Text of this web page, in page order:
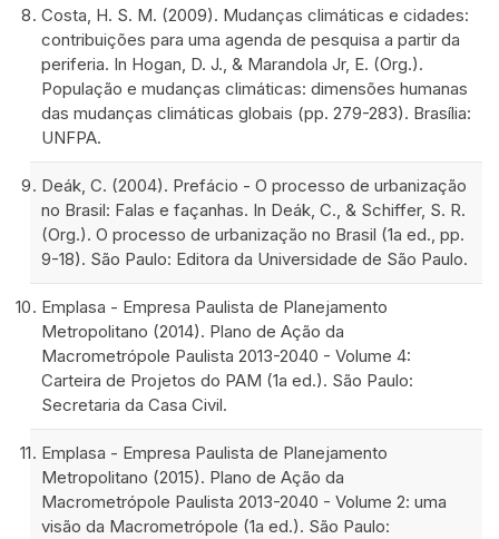
Costa, H. S. M. (2009). Mudanças climáticas e cidades:
contribuições para uma agenda de pesquisa a partir da
periferia. In Hogan, D. J., & Marandola Jr, E. (Org.).
População e mudanças climáticas: dimensões humanas
das mudanças climáticas globais (pp. 279-283). Brasília:
UNFPA.
Deák, C. (2004). Prefácio - O processo de urbanização
no Brasil: Falas e façanhas. In Deák, C., & Schiffer, S. R.
(Org.). O processo de urbanização no Brasil (1a ed., pp.
9-18). São Paulo: Editora da Universidade de São Paulo.
Emplasa - Empresa Paulista de Planejamento
Metropolitano (2014). Plano de Ação da
Macrometrópole Paulista 2013-2040 - Volume 4:
Carteira de Projetos do PAM (1a ed.). São Paulo:
Secretaria da Casa Civil.
Emplasa - Empresa Paulista de Planejamento
Metropolitano (2015). Plano de Ação da
Macrometrópole Paulista 2013-2040 - Volume 2: uma
visão da Macrometrópole (1a ed.). São Paulo: